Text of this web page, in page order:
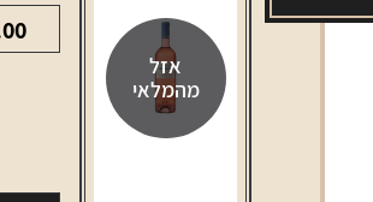
אזל
מהמלאי